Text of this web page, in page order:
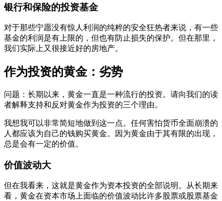
银行和保险的投资基金
对于那些宁愿没有惊人利润的纯粹的安全狂热者来说，有一些
基金的利润是有上限的，但也有防止损失的保护。但在那里，
我们实际上又很接近好的房地产。
作为投资的黄金：劣势
问题：长期以来，黄金一直是一种流行的投资。请向我们的读
者解释支持和反对黄金作为投资的三个理由。
我想我可以非常简短地做到这一点。任何害怕货币全面崩溃的
人都应该为自己的钱购买黄金。因为黄金由于其有限的出现，
总是会有一定的价值。
价值波动大
但在我看来，这就是黄金作为资本投资的全部说明。从长期来
看，黄金在资本市场上面临的价值波动比许多股票或股票基金